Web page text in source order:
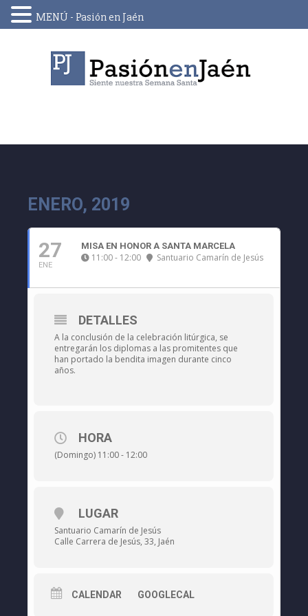
ENERO, 2019
27
ENE
MISA EN HONOR A SANTA MARCELA
11:00 - 12:00 Santuario Camarín de Jesús
DETALLES
A la conclusión de la celebración litúrgica, se
entregarán los diplomas a las promitentes que
han portado la bendita imagen durante cinco
años.
HORA
(Domingo) 11:00 - 12:00
LUGAR
Santuario Camarín de Jesús
Calle Carrera de Jesús, 33, Jaén
CALENDAR GOOGLECAL
MENÚ - Pasión en Jaén